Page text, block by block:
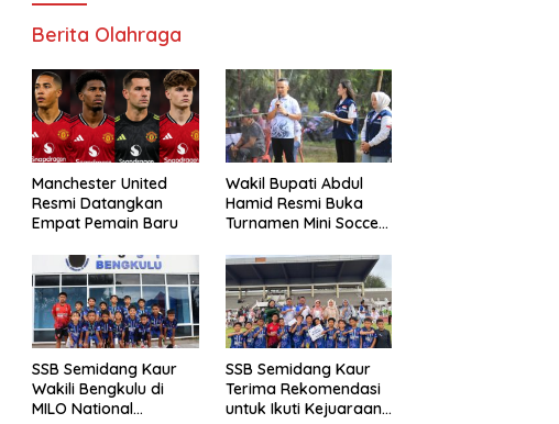
Berita Olahraga
Manchester United
Resmi Datangkan
Empat Pemain Baru
Wakil Bupati Abdul
Hamid Resmi Buka
Turnamen Mini Soccer
SSB Semidang Kaur
Wakili Bengkulu di
MILO National
SSB Semidang Kaur
Terima Rekomendasi
untuk Ikuti Kejuaraan